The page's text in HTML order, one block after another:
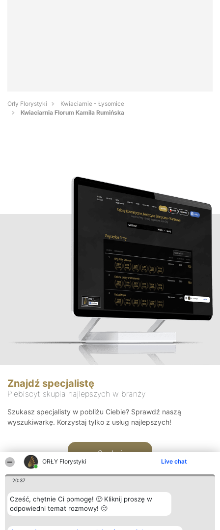
ORŁY Florystyki Live chat
20:37
Cześć, chętnie Ci pomogę! 🙂 Kliknij proszę w
odpowiedni temat rozmowy! 🙂
Orły Florystyki
Kwiaciarnie - Łysomice
Kwiaciarnia Florum Kamila Rumińska
Znajdź specjalistę
Plebiscyt skupia najlepszych w branży
Szukasz specjalisty w pobliżu Ciebie? Sprawdź naszą
wyszukiwarkę. Korzystaj tylko z usług najlepszych!
Szukaj
Organizator plebiscytu Plebiscyt Kontakt